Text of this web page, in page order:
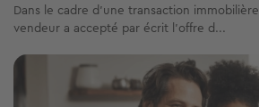
Dans le cadre d'une transaction
vendeur a accepté par écrit l'offre d...
Image